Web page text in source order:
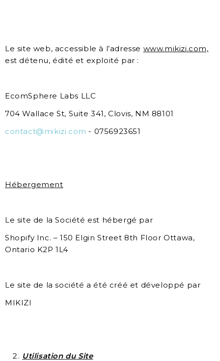
Le site web, accessible à l’adresse www.mikizi.com,
est détenu, édité et exploité par :
EcomSphere Labs LLC
704 Wallace St, Suite 341, Clovis, NM 88101
contact@mikizi.com - 0756923651
Hébergement
Le site de la Société est hébergé par
Shopify Inc. – 150 Elgin Street 8th Floor Ottawa,
Ontario K2P 1L4
Le site de la société a été créé et développé par
MIKIZI
Utilisation du Site